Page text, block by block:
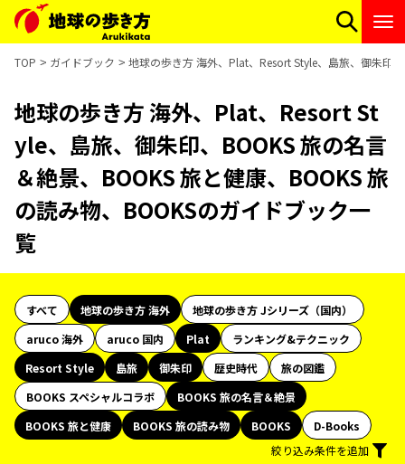
TOP ガイドブック 地球の歩き方 海外、Plat、Resort Style、島旅、御朱印
地球の歩き方 海外、Plat、Resort St
yle、島旅、御朱印、BOOKS 旅の名言
＆絶景、BOOKS 旅と健康、BOOKS 旅
の読み物、BOOKSのガイドブック一
覧
すべて 地球の歩き方 海外
地球の歩き方 Jシリーズ（国内）
aruco 海外
aruco 国内 Plat
ランキング&テクニック
Resort Style
島旅 御朱印 歴史時代
旅の図鑑
BOOKS スペシャルコラボ
BOOKS 旅の名言＆絶景
BOOKS 旅と健康
BOOKS 旅の読み物 BOOKS
D-Books
絞り込み条件を追加